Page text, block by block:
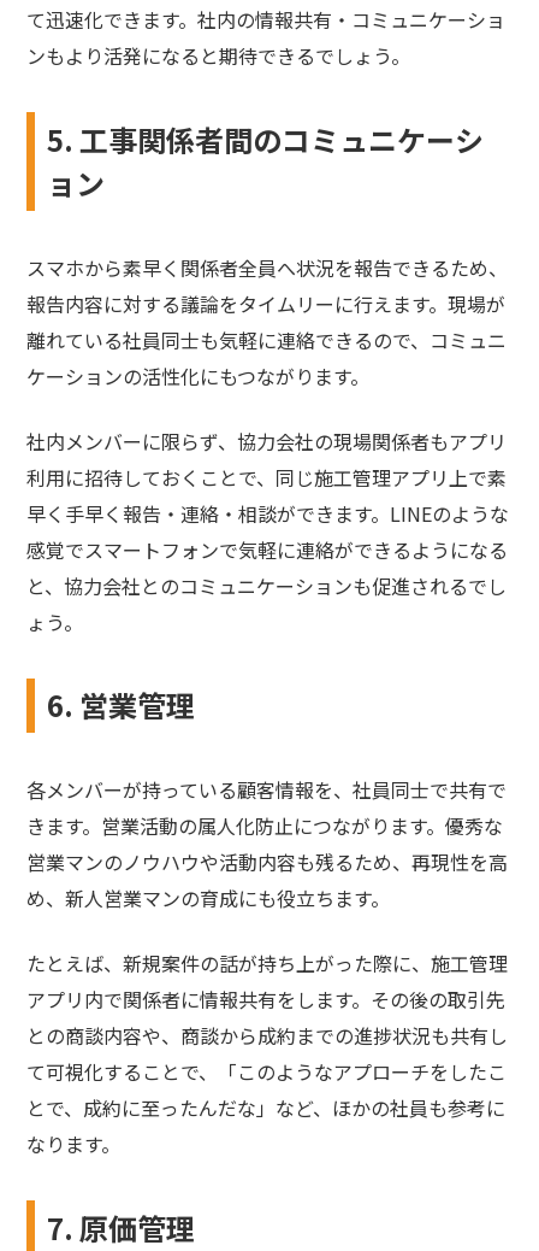
て迅速化できます。社内の情報共有・コミュニケーショ
ンもより活発になると期待できるでしょう。
5. 工事関係者間のコミュニケーシ
ョン
スマホから素早く関係者全員へ状況を報告できるため、
報告内容に対する議論をタイムリーに行えます。現場が
離れている社員同士も気軽に連絡できるので、コミュニ
ケーションの活性化にもつながります。
社内メンバーに限らず、協力会社の現場関係者もアプリ
利用に招待しておくことで、同じ施工管理アプリ上で素
早く手早く報告・連絡・相談ができます。LINEのような
感覚でスマートフォンで気軽に連絡ができるようになる
と、協力会社とのコミュニケーションも促進されるでし
ょう。
6. 営業管理
各メンバーが持っている顧客情報を、社員同士で共有で
きます。営業活動の属人化防止につながります。優秀な
営業マンのノウハウや活動内容も残るため、再現性を高
め、新人営業マンの育成にも役立ちます。
たとえば、新規案件の話が持ち上がった際に、施工管理
アプリ内で関係者に情報共有をします。その後の取引先
との商談内容や、商談から成約までの進捗状況も共有し
て可視化することで、「このようなアプローチをしたこ
とで、成約に至ったんだな」など、ほかの社員も参考に
なります。
7. 原価管理